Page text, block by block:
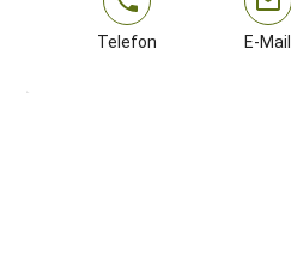
Telefon E-Mail